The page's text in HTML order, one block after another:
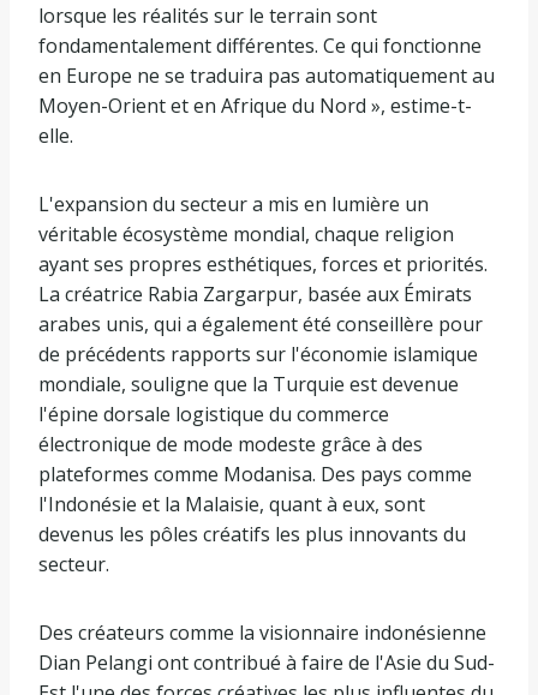
lorsque les réalités sur le terrain sont
fondamentalement différentes. Ce qui fonctionne
en Europe ne se traduira pas automatiquement au
Moyen-Orient et en Afrique du Nord », estime-t-
elle.
L'expansion du secteur a mis en lumière un
véritable écosystème mondial, chaque religion
ayant ses propres esthétiques, forces et priorités.
La créatrice Rabia Zargarpur, basée aux Émirats
arabes unis, qui a également été conseillère pour
de précédents rapports sur l'économie islamique
mondiale, souligne que la Turquie est devenue
l'épine dorsale logistique du commerce
électronique de mode modeste grâce à des
plateformes comme Modanisa. Des pays comme
l'Indonésie et la Malaisie, quant à eux, sont
devenus les pôles créatifs les plus innovants du
secteur.
Des créateurs comme la visionnaire indonésienne
Dian Pelangi ont contribué à faire de l'Asie du Sud-